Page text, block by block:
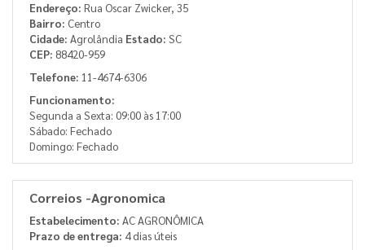
Endereço: Rua Oscar Zwicker, 35
Bairro: Centro
Cidade: Agrolândia Estado: SC
CEP: 88420-959
Telefone: 11-4674-6306
Funcionamento:
Segunda a Sexta: 09:00 às 17:00
Sábado: Fechado
Domingo: Fechado
Correios -Agronomica
Estabelecimento: AC AGRONÔMICA
Prazo de entrega: 4 dias úteis